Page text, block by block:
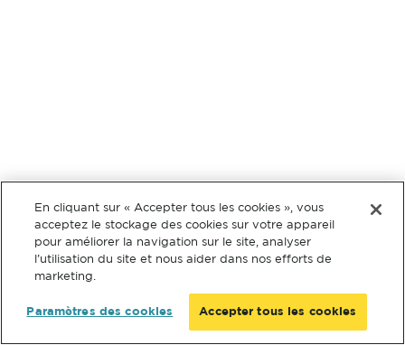
En cliquant sur « Accepter tous les cookies », vous
acceptez le stockage des cookies sur votre appareil
pour améliorer la navigation sur le site, analyser
l’utilisation du site et nous aider dans nos efforts de
marketing.
Paramètres des cookies Accepter tous les cookies